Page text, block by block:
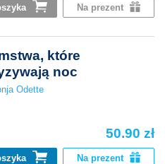
Na prezent
które
noc
Odette
50.90 zł
Na prezent